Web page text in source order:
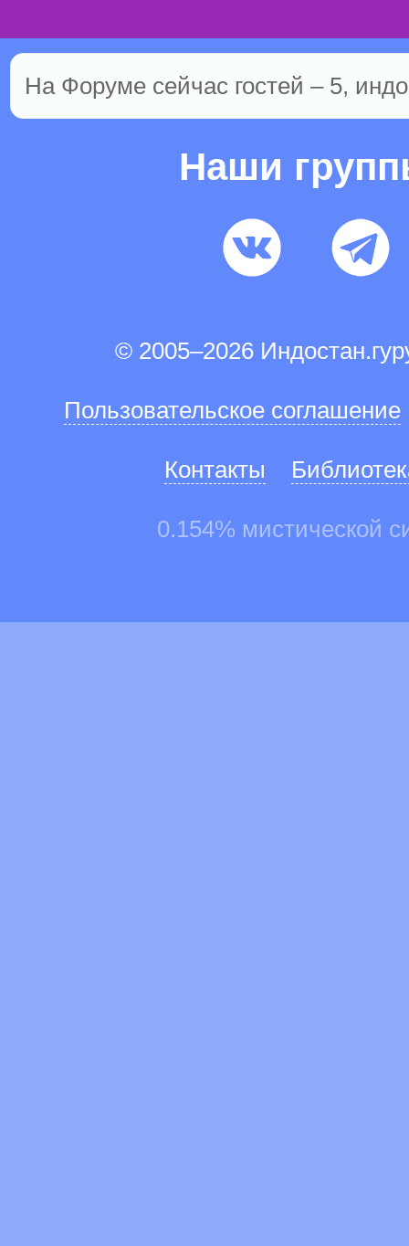
На Форуме сейчас гостей – 5,
Наши
© 2005–2026
Пользовательское соглашение
Контакты
0.154% мистической